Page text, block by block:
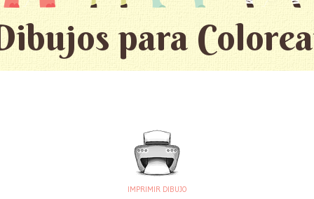
para
IMPRIMIR DIBUJO